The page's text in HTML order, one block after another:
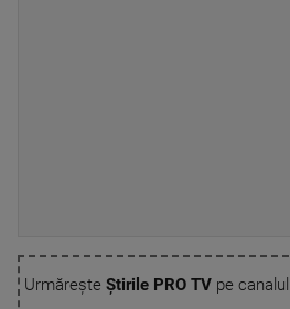
Urmărește Știrile PRO TVpe